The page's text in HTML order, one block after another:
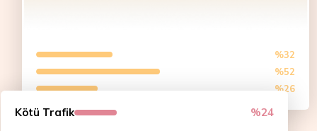
%32
%52
%26
Kötü Trafik %24